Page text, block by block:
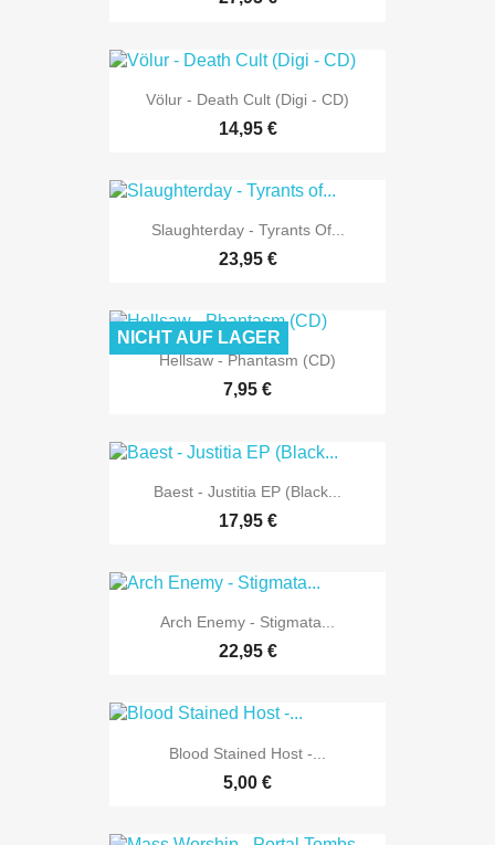
Völur - Death Cult (Digi - CD)
14,95 €
Slaughterday - Tyrants Of...
23,95 €
Hellsaw - Phantasm (CD)
7,95 €
NICHT AUF LAGER
Baest - Justitia EP (Black...
17,95 €
Arch Enemy - Stigmata...
22,95 €
Blood Stained Host -...
5,00 €